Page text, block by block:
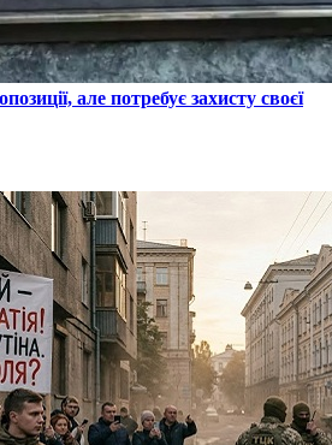
але потребує захисту своєї